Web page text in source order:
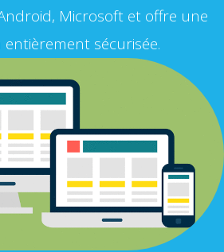
Microsoft et offre une
sécurisée.